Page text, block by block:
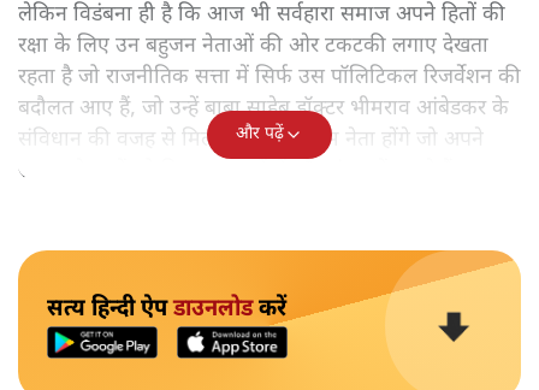
लेकिन विडंबना ही है कि आज भी सर्वहारा समाज अपने हितों की
रक्षा के लिए उन बहुजन नेताओं की ओर टकटकी लगाए देखता
रहता है जो राजनीतिक सत्ता में सिर्फ उस पॉलिटिकल रिजर्वेशन की
बदौलत आए हैं, जो उन्हें बाबा साहेब डॉक्टर भीमराव आंबेडकर के
संविधान की वजह से मिला। ऐसे बहुत कम नेता होंगे जो अपने
समाज के मुद्दों को विधानसभाओं में और संसद में उठाते हैं।
और पढ़ें
सत्य हिन्दी ऐपडाउनलोडकरें